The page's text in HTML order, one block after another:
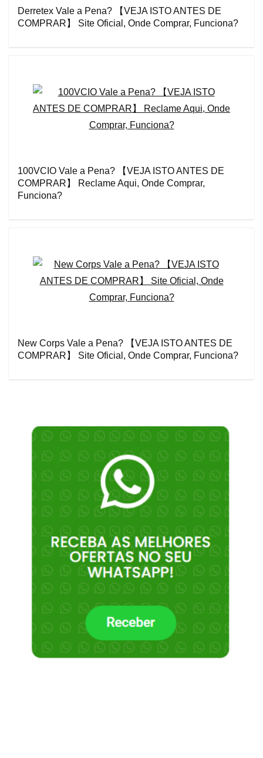
Derretex Vale a Pena? 【VEJA ISTO ANTES DE
COMPRAR】 Site Oficial, Onde Comprar, Funciona?
100VCIO Vale a Pena? 【VEJA ISTO ANTES DE
COMPRAR】 Reclame Aqui, Onde Comprar,
Funciona?
New Corps Vale a Pena? 【VEJA ISTO ANTES DE
COMPRAR】 Site Oficial, Onde Comprar, Funciona?